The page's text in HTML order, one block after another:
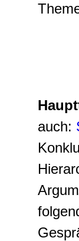
auch: